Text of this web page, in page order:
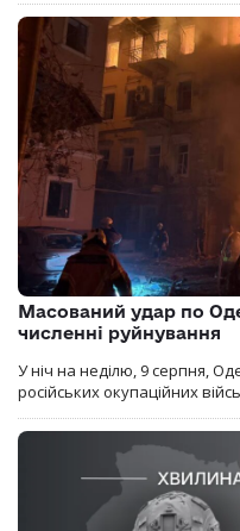
Масований удар по
численні руйнування
У ніч на неділю, 9 серпня,
російських окупаційних